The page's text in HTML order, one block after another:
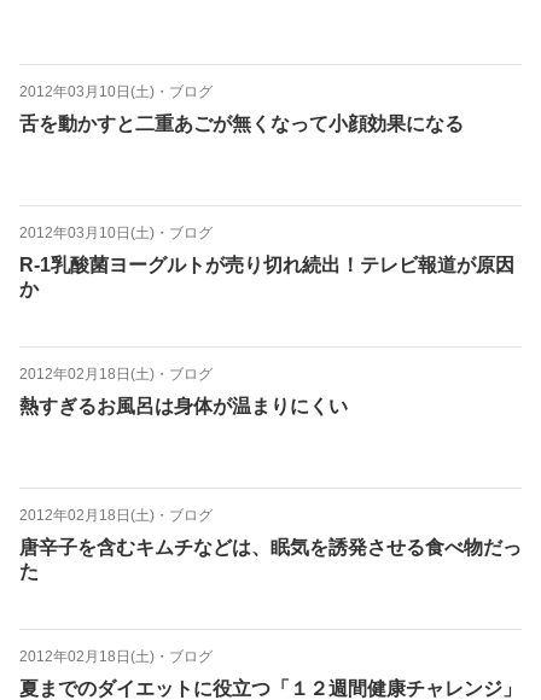
2012年03月10日(土) ・ ブログ
舌を動かすと二重あごが無くなって小顔効果になる
2012年03月10日(土) ・ ブログ
R-1乳酸菌ヨーグルトが売り切れ続出！テレビ報道が原因
か
2012年02月18日(土) ・ ブログ
熱すぎるお風呂は身体が温まりにくい
2012年02月18日(土) ・ ブログ
唐辛子を含むキムチなどは、眠気を誘発させる食べ物だっ
た
2012年02月18日(土) ・ ブログ
夏までのダイエットに役立つ「１２週間健康チャレンジ」